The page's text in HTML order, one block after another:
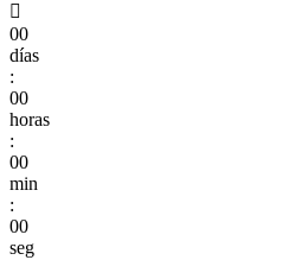

00
días
:
00
horas
:
00
min
:
00
seg